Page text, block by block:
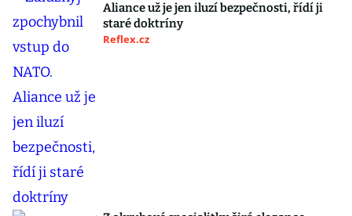
Aliance už je jen iluzí bezpečnosti, řídí ji
staré doktríny
Reflex.cz